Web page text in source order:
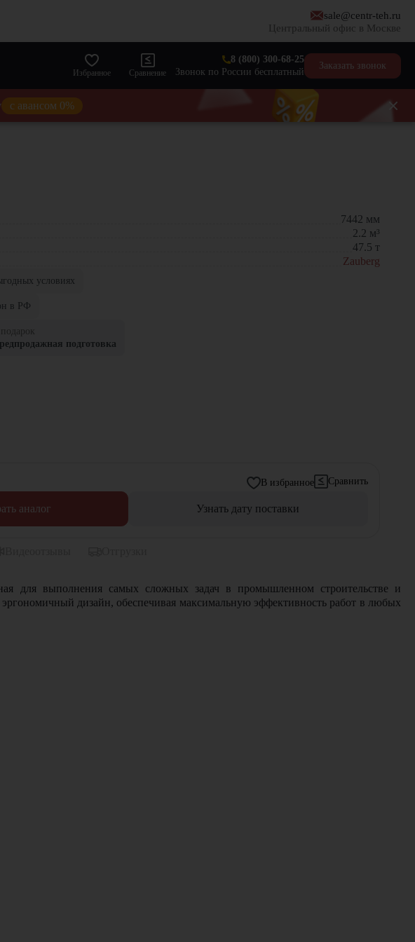
sale@centr-teh.ru
Центральный офис в Москве
Избранное Сравнение
8 (800) 300-68-25
Звонок по России бесплатный
Заказать звонок
с авансом 0%
7442 мм
2.2 м³
47.5 т
Zauberg
условиях
в РФ
подарок
подготовка
В избранное Сравнить
аналог Узнать дату поставки
для выполнения самых сложных задач в промышленном строительстве и
дизайн, обеспечивая максимальную эффективность работ в любых